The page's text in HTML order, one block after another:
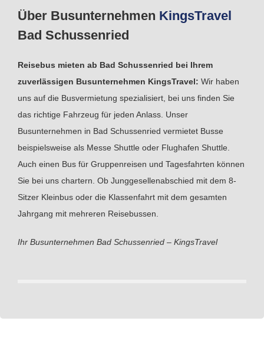
Über Busunternehmen KingsTravel
Bad Schussenried
Reisebus mieten ab Bad Schussenried bei Ihrem
zuverlässigen Busunternehmen KingsTravel: Wir haben
uns auf die Busvermietung spezialisiert, bei uns finden Sie
das richtige Fahrzeug für jeden Anlass. Unser
Busunternehmen in Bad Schussenried vermietet Busse
beispielsweise als Messe Shuttle oder Flughafen Shuttle.
Auch einen Bus für Gruppenreisen und Tagesfahrten können
Sie bei uns chartern. Ob Junggesellenabschied mit dem 8-
Sitzer Kleinbus oder die Klassenfahrt mit dem gesamten
Jahrgang mit mehreren Reisebussen.
Ihr Busunternehmen Bad Schussenried – KingsTravel